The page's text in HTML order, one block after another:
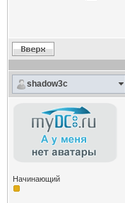
shadow3c
Начинающий